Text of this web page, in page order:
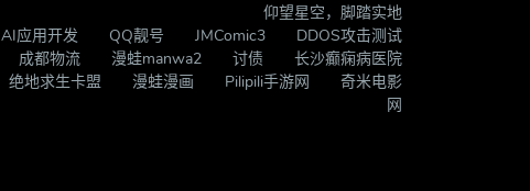
仰望星空，脚踏实地
AI应用开发 QQ靓号 JMComic3
DDOS攻击测试
成都物流 漫蛙manwa2 讨债
长沙癫痫病医院
绝地求生卡盟 漫蛙漫画 Pilipili手游网
奇米电影
网